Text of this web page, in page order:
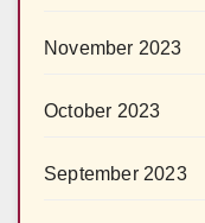
November 2023
October 2023
September 2023